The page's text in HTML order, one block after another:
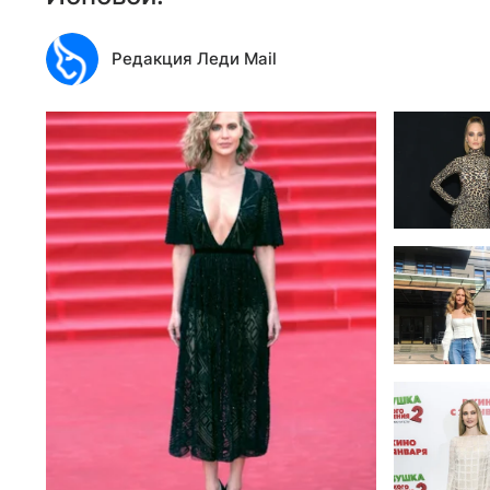
Редакция Леди Mail